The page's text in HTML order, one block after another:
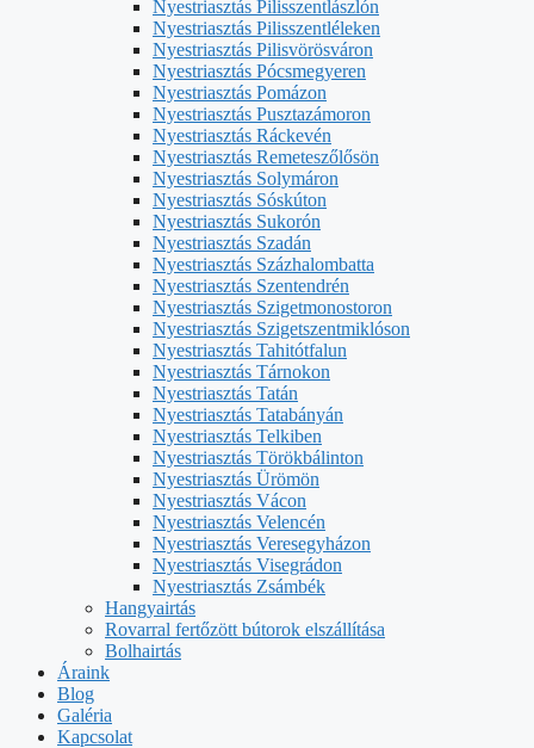
Nyestriasztás Pilisszentlászlón
Nyestriasztás Pilisszentléleken
Nyestriasztás Pilisvörösváron
Nyestriasztás Pócsmegyeren
Nyestriasztás Pomázon
Nyestriasztás Pusztazámoron
Nyestriasztás Ráckevén
Nyestriasztás Remeteszőlősön
Nyestriasztás Solymáron
Nyestriasztás Sóskúton
Nyestriasztás Sukorón
Nyestriasztás Szadán
Nyestriasztás Százhalombatta
Nyestriasztás Szentendrén
Nyestriasztás Szigetmonostoron
Nyestriasztás Szigetszentmiklóson
Nyestriasztás Tahitótfalun
Nyestriasztás Tárnokon
Nyestriasztás Tatán
Nyestriasztás Tatabányán
Nyestriasztás Telkiben
Nyestriasztás Törökbálinton
Nyestriasztás Ürömön
Nyestriasztás Vácon
Nyestriasztás Velencén
Nyestriasztás Veresegyházon
Nyestriasztás Visegrádon
Nyestriasztás Zsámbék
Hangyairtás
Rovarral fertőzött bútorok elszállítása
Bolhairtás
Áraink
Blog
Galéria
Kapcsolat